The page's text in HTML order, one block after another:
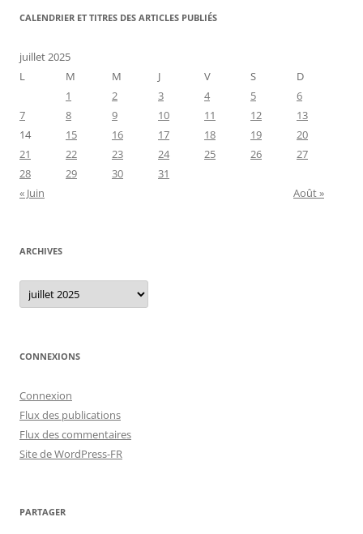
CALENDRIER ET TITRES DES ARTICLES PUBLIÉS
juillet 2025
L
M M J V S
D
1
2 3 4 5
6
7
8 9 10 11 12
13
14
15 16 17 18 19
20
21
22 23 24 25 26
27
28
29 30
31
« Juin
Août »
ARCHIVES
Archives
CONNEXIONS
Connexion
Flux des publications
Flux des commentaires
Site de WordPress-FR
PARTAGER